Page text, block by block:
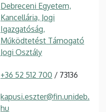
Debreceni Egyetem,
Kancellária, Jogi
Igazgatóság,
Működtetést Támogató
Jogi Osztály
+36 52 512 700 / 73136
kapusi.eszter@fin.unideb.
hu